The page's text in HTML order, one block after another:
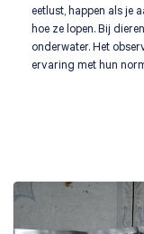
eetlust, happen als je
hoe ze lopen. Bij
onderwater. Het
ervaring met hun